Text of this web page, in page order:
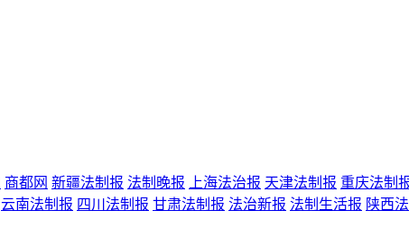
商都网 新疆法制报 法制晚报 上海法治报 天津法制报 重庆法制
云南法制报 四川法制报 甘肃法制报 法治新报 法制生活报 陕西